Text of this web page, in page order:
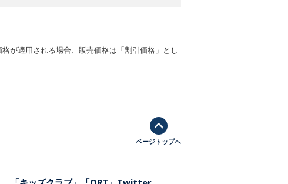
が適用される場合、販売価格は「割引価格」とし
ページトップへ